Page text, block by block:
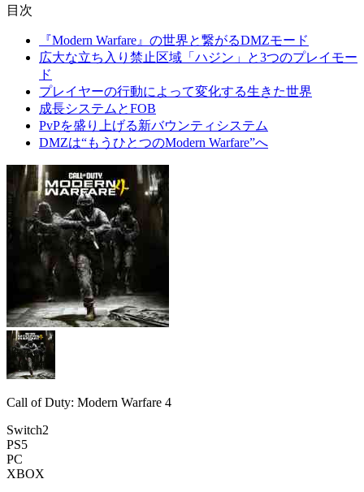
目次
『Modern Warfare』の世界と繋がるDMZモード
広大な立ち入り禁止区域「ハジン」と3つのプレイモー
ド
プレイヤーの行動によって変化する生きた世界
成長システムとFOB
PvPを盛り上げる新バウンティシステム
DMZは“もうひとつのModern Warfare”へ
Call of Duty: Modern Warfare 4
Switch2
PS5
PC
XBOX